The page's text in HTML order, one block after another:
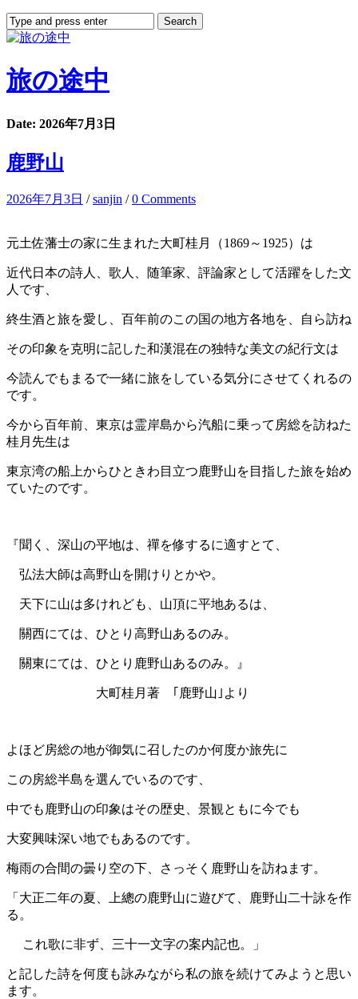
旅の途中
Date: 2026年7月3日
鹿野山
2026年7月3日 /sanjin /0 Comments
元土佐藩士の家に生まれた大町桂月（1869～1925）は
近代日本の詩人、歌人、随筆家、評論家として活躍をした文
人です、
終生酒と旅を愛し、百年前のこの国の地方各地を、自ら訪ね
その印象を克明に記した和漢混在の独特な美文の紀行文は
今読んでもまるで一緒に旅をしている気分にさせてくれるの
です。
今から百年前、東京は霊岸島から汽船に乗って房総を訪ねた
桂月先生は
東京湾の船上からひときわ目立つ鹿野山を目指した旅を始め
ていたのです。
『聞く、深山の平地は、禪を修するに適すとて、
弘法大師は高野山を開けりとかや。
天下に山は多けれども、山頂に平地あるは、
關西にては、ひとり高野山あるのみ。
關東にては、ひとり鹿野山あるのみ。』
大町桂月著 ｢鹿野山｣より
よほど房総の地が御気に召したのか何度か旅先に
この房総半島を選んでいるのです、
中でも鹿野山の印象はその歴史、景観ともに今でも
大変興味深い地でもあるのです。
梅雨の合間の曇り空の下、さっそく鹿野山を訪ねます。
「大正二年の夏、上總の鹿野山に遊びて、鹿野山二十詠を作
る。
これ歌に非ず、三十一文字の案内記也。」
と記した詩を何度も詠みながら私の旅を続けてみようと思い
ます。